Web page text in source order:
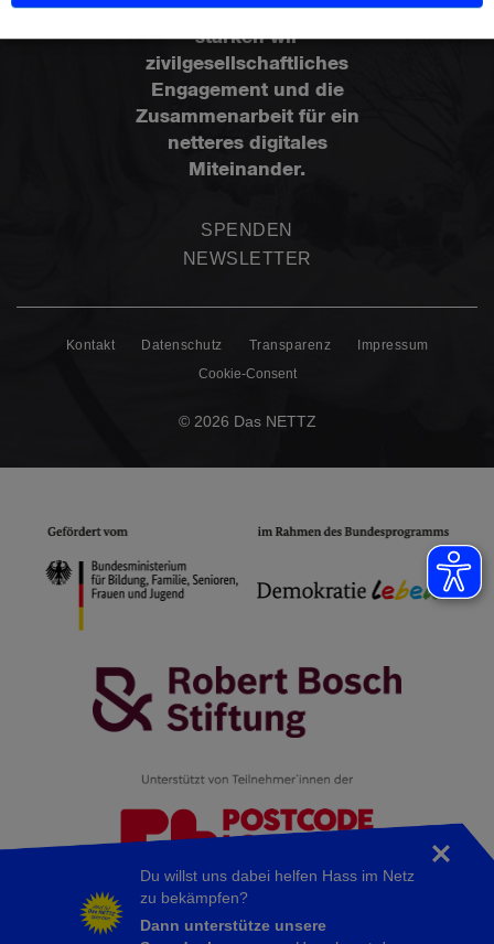
gegen Hass im Netz
stärken wir
zivilgesellschaftliches
Engagement und die
Zusammenarbeit für ein
netteres digitales
Miteinander.
SPENDEN
NEWSLETTER
Kontakt Datenschutz Transparenz
Impressum
Cookie-Consent
© 2026 Das NETTZ
Für inhaltliche Aussagen und Meinungsäußerungen tragen die
Publizierenden dieser Veröffentlichung die Verantwortung.
Du willst uns dabei helfen Hass im Netz
zu bekämpfen?
Dann unterstütze unsere